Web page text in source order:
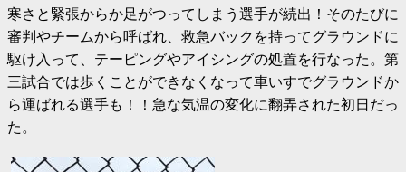
寒さと緊張からか足がつってしまう選手が続出！そのたびに
審判やチームから呼ばれ、救急バックを持ってグラウンドに
駆け入って、テーピングやアイシングの処置を行なった。第
三試合では歩くことができなくなって車いすでグラウンドか
ら運ばれる選手も！！急な気温の変化に翻弄された初日だっ
た。